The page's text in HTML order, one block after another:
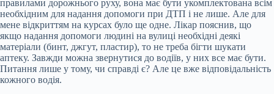
правилами дорожнього руху, вона має бути укомплектована всім
необхідним для надання допомоги при ДТП і не лише. Але для
мене відкриттям на курсах було ще одне. Лікар пояснив, що
якщо надання допомоги людині на вулиці необхідні деякі
матеріали (бинт, джгут, пластир), то не треба бігти шукати
аптеку. Завжди можна звернутися до водіїв, у них все має бути.
Питання лише у тому, чи справді є? Але це вже відповідальність
кожного водія.